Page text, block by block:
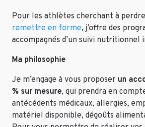
Pour les athlètes cherchant à perdre
remettre en forme, j’offre des
accompagnés d’un suivi nutritionnel
Ma philosophie
Je m’engage à vous proposer un
% sur mesure, qui prendra en
antécédents médicaux, allergies,
matériel disponible, dégoûts